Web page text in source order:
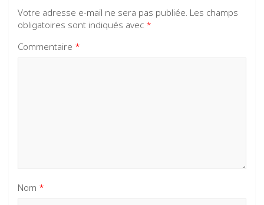
Votre adresse e-mail ne sera pas publiée. Les champs
obligatoires sont indiqués avec *
Commentaire *
Nom *